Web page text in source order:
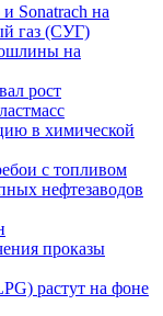
Sonatrach на
газ (СУГ)
на
рост
в химической
с топливом
нефтезаводов
проказы
растут на фоне